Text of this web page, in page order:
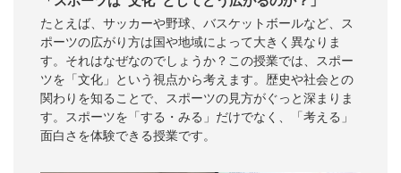
たとえば、サッカーや野球、バスケットボールなど、ス
ポーツの広がり方は国や地域によって大きく異なりま
す。それはなぜなのでしょうか？この授業では、スポー
ツを「文化」という視点から考えます。歴史や社会との
関わりを知ることで、スポーツの見方がぐっと深まりま
す。スポーツを「する・みる」だけでなく、「考える」
面白さを体験できる授業です。